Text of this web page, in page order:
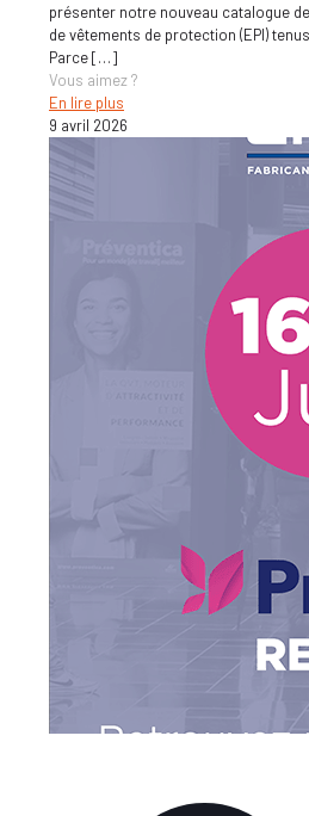
présenter notre nouveau catalogue
de vêtements de protection (EPI)
Parce[…]
Vous aimez ?
En lire plus
9 avril 2026